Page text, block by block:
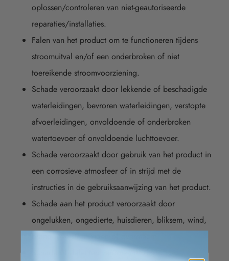
oplossen/controleren van niet-geautoriseerde
reparaties/installaties.
Falen van het product om te functioneren tijdens
stroomuitval en/of een onderbroken of niet
toereikende stroomvoorziening.
Schade veroorzaakt door lekkende of beschadigde
waterleidingen, bevroren waterleidingen, verstopte
afvoerleidingen, onvoldoende of onderbroken
watertoevoer of onvoldoende luchttoevoer.
Schade veroorzaakt door gebruik van het product in
een corrosieve atmosfeer of in strijd met de
instructies in de gebruiksaanwijzing van het product.
Schade aan het product veroorzaakt door
ongelukken, ongedierte, huisdieren, bliksem, wind,
brand, overstromingen of overmacht.
Schade of defecten veroorzaakt door